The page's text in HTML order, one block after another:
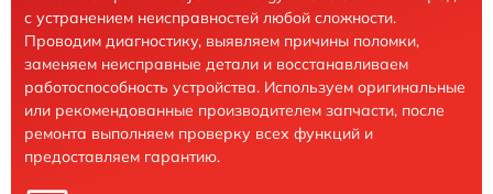
с устранением неисправностей любой сложности.
Проводим диагностику, выявляем причины поломки,
заменяем неисправные детали и восстанавливаем
работоспособность устройства. Используем оригинальные
или рекомендованные производителем запчасти, после
ремонта выполняем проверку всех функций и
предоставляем гарантию.